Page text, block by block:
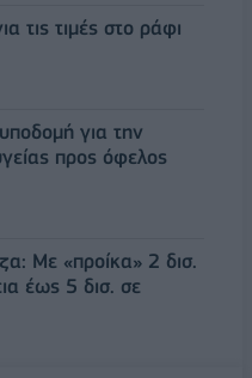
τις τιμές στο ράφι
για την
προς όφελος
Με «προίκα» 2 δισ.
έως 5 δισ. σε